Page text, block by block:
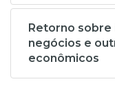
Retorno
negócios e
econômicos